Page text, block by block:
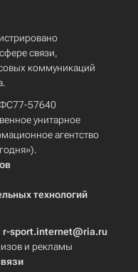
связи,
коммуникаций
57640
унитарное
агентство
технологий
r-sport.internet@ria.ru
и рекламы